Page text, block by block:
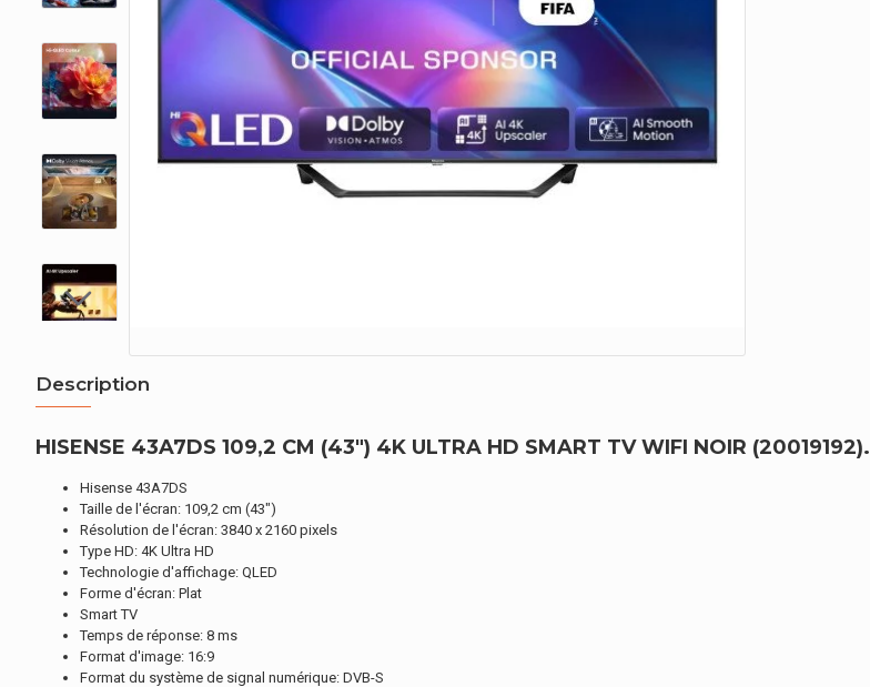
Description
HISENSE 43A7DS 109,2 CM (43") 4K ULTRA HD SMART TV WIFI NOIR (20019192).
Hisense 43A7DS
Taille de l'écran: 109,2 cm (43")
Résolution de l'écran: 3840 x 2160 pixels
Type HD: 4K Ultra HD
Technologie d'affichage: QLED
Forme d'écran: Plat
Smart TV
Temps de réponse: 8 ms
Format d'image: 16:9
Format du système de signal numérique: DVB-S